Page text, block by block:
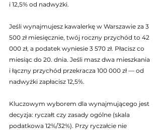
i 12,5% od nadwyżki.
Jeśli wynajmujesz kawalerkę w Warszawie za 3
500 zł miesięcznie, twój roczny przychód to 42
000 zł, a podatek wyniesie 3 570 zł. Płacisz co
miesiąc do 20. dnia. Jeśli masz dwa mieszkania
i łączny przychód przekracza 100 000 zł — od
nadwyżki zapłacisz 12,5%.
Kluczowym wyborem dla wynajmującego jest
decyzja: ryczałt czy zasady ogólne (skala
podatkowa 12%/32%). Przy ryczałcie nie